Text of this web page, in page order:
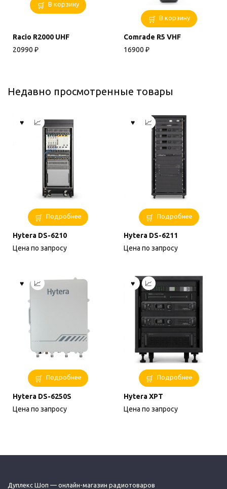
В корзину
Racio R2000 UHF
20990 ₽
В корзину
Comrade R5 VHF
16900 ₽
Недавно просмотренные товары
Подробнее
Hytera DS-6210
Цена по запросу
Подробнее
Hytera DS-6211
Цена по запросу
Подробнее
Hytera DS-6250S
Цена по запросу
Подробнее
Hytera XPT
Цена по запросу
Дуплекс Шоп — онлайн-магазин радиотоваров